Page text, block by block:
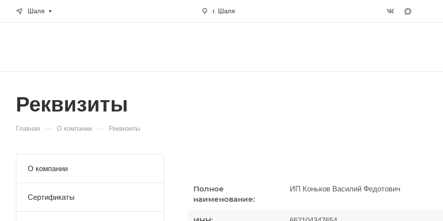
Шаля г. Шаля
Реквизиты
Главная — О компании — Реквизиты
Полное
наименование:
ИП Коньков Василий Федотович
О компании
Сертификаты